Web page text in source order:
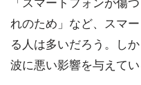
「スマートフォンが傷
れのため」など、スマ
る人は多いだろう。し
波に悪い影響を与えてい